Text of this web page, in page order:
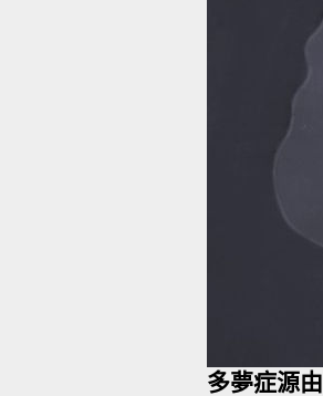
多夢症源由